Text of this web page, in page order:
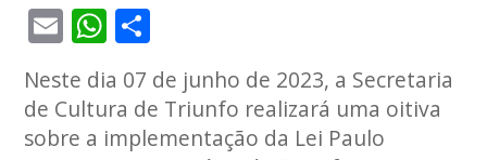
EmailWhatsApp
Neste dia 07 de junho de 2023, a Secretaria
de Cultura de Triunfo realizará uma oitiva
sobre a implementação da Lei Paulo